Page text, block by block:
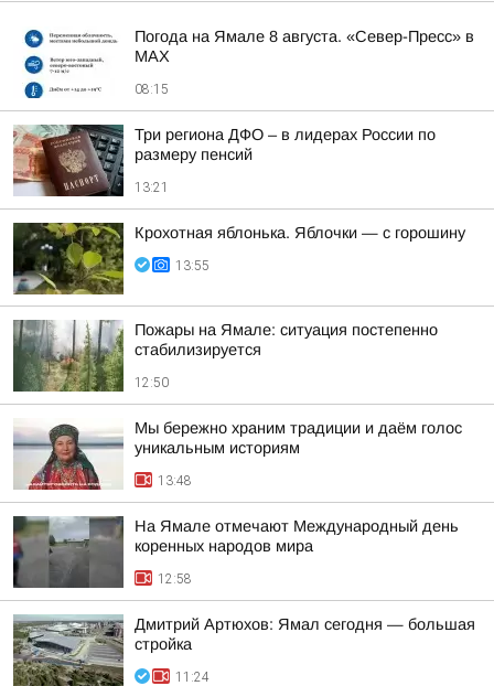
Погода на Ямале 8 августа. «Север-Пресс» в
MAX
08:15
Три региона ДФО – в лидерах России по
размеру пенсий
13:21
Крохотная яблонька. Яблочки — с горошину
13:55
Пожары на Ямале: ситуация постепенно
стабилизируется
12:50
Мы бережно храним традиции и даём голос
уникальным историям
13:48
На Ямале отмечают Международный день
коренных народов мира
12:58
Дмитрий Артюхов: Ямал сегодня — большая
стройка
11:24